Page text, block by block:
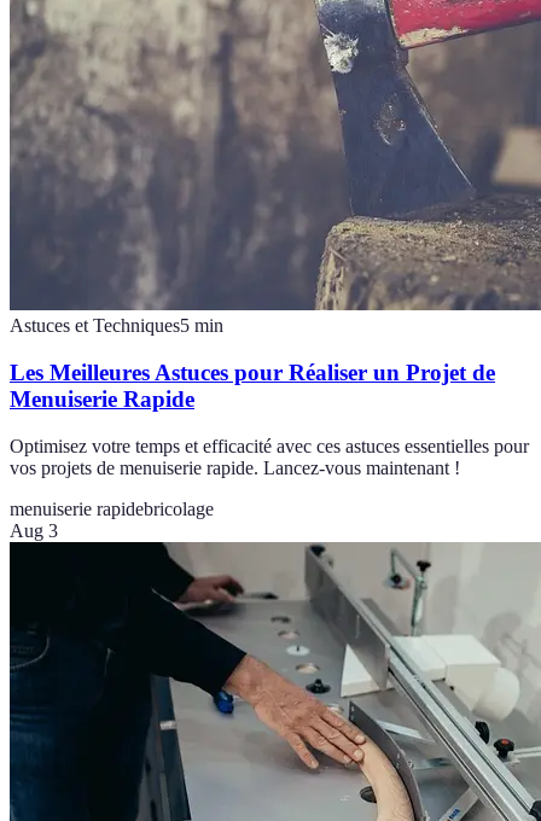
Astuces et Techniques5 min
Les Meilleures Astuces pour Réaliser un Projet de
Menuiserie Rapide
Optimisez votre temps et efficacité avec ces astuces essentielles pour
vos projets de menuiserie rapide. Lancez-vous maintenant !
menuiserie rapidebricolage
Aug 3